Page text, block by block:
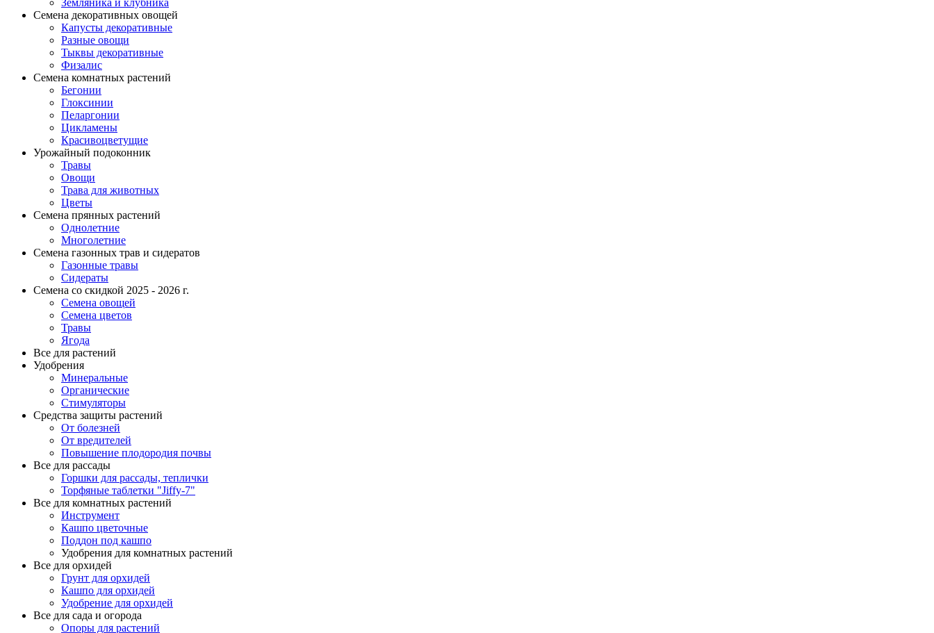
Земляника и клубника
Семена декоративных овощей
Капусты декоративные
Разные овощи
Тыквы декоративные
Физалис
Семена комнатных растений
Бегонии
Глоксинии
Пеларгонии
Цикламены
Красивоцветущие
Урожайный подоконник
Травы
Овощи
Трава для животных
Цветы
Семена прянных растений
Однолетние
Многолетние
Семена газонных трав и сидератов
Газонные травы
Сидераты
Семена со скидкой 2025 - 2026 г.
Семена овощей
Семена цветов
Травы
Ягода
Все для растений
Удобрения
Минеральные
Органические
Стимуляторы
Средства защиты растений
От болезней
От вредителей
Повышение плодородия почвы
Все для рассады
Горшки для рассады, теплички
Торфяные таблетки "Jiffy-7"
Все для комнатных растений
Инструмент
Кашпо цветочные
Поддон под кашпо
Удобрения для комнатных растений
Все для орхидей
Грунт для орхидей
Кашпо для орхидей
Удобрение для орхидей
Все для сада и огорода
Опоры для растений